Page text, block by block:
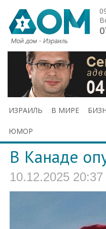
ИЗРАИЛЬ В МИРЕ
ЮМОР
В Канаде
10.12.2025 20:37